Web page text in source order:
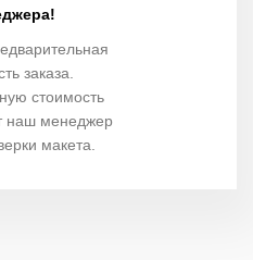
заказа.
стоимость
наш менеджер
макета.